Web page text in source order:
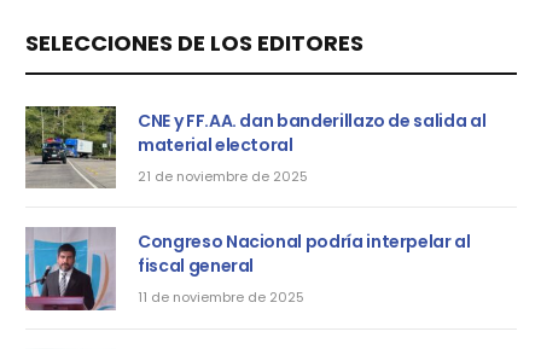
SELECCIONES DE LOS EDITORES
CNE y FF.AA. dan banderillazo de salida al
material electoral
21 de noviembre de 2025
Congreso Nacional podría interpelar al
fiscal general
11 de noviembre de 2025